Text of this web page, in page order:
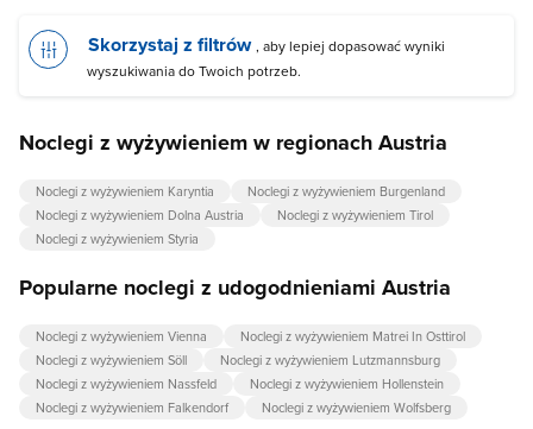
Skorzystaj z filtrów , aby lepiej dopasować wyniki
wyszukiwania do Twoich potrzeb.
Noclegi z wyżywieniem w regionach Austria
Noclegi z wyżywieniem Karyntia
Noclegi z wyżywieniem Burgenland
Noclegi z wyżywieniem Dolna Austria
Noclegi z wyżywieniem Tirol
Noclegi z wyżywieniem Styria
Popularne noclegi z udogodnieniami Austria
Noclegi z wyżywieniem Vienna
Noclegi z wyżywieniem Matrei In Osttirol
Noclegi z wyżywieniem Söll
Noclegi z wyżywieniem Lutzmannsburg
Noclegi z wyżywieniem Nassfeld
Noclegi z wyżywieniem Hollenstein
Noclegi z wyżywieniem Falkendorf
Noclegi z wyżywieniem Wolfsberg